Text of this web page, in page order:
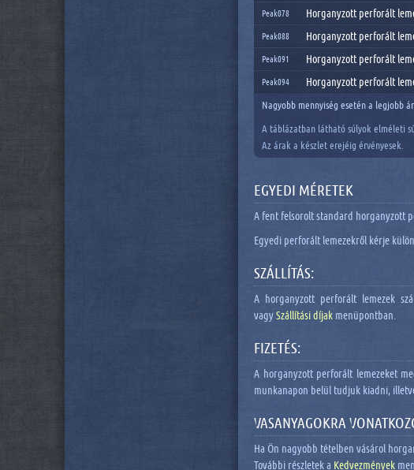
Peak078 Horganyzott perforált
Peak088 Horganyzott perforált
Peak091 Horganyzott perforált
Peak094 Horganyzott perforált
Nagyobb mennyiség esetén a legjobb
A táblázatban látható súlyok elméleti
Az árak a készlet erejéig érvényesek.
EGYEDI MÉRETEK
A fent felsorolt standard horganyzott
Egyedi perforált lemezekről kérje
SZÁLLÍTÁS:
A horganyzott perforált lemezek
vagySzállítási díjak menüpontban.
FIZETÉS:
A horganyzott perforált lemezeket
munkanapon belül tudjuk kiadni,
VASANYAGOKRA
Ha Ön nagyobb tételben vásárol
További részletek a Kedvezmények